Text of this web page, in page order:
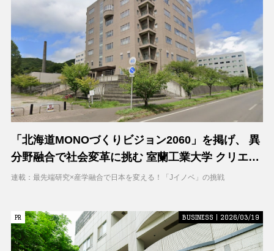
「北海道MONOづくりビジョン2060」を掲げ、 異
分野融合で社会変革に挑む 室蘭工業大学 クリエイ
ティブコラボレーションセンター（CCC）
連載：最先端研究×産学融合で日本を変える！「Jイノベ」の挑戦
PR
PR BUSINESS | 2026/03/19